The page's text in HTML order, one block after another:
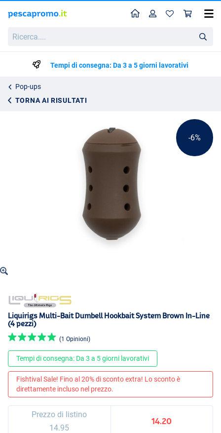
HomeProfilo
Tempi di consegna: Da 3 a 5 giorni lavorativi
Pop-ups
TORNA AI RISULTATI
Liquirigs Multi-Bait Dumbell Hookbait System Brown In-Line (4 pezzi)
-6%
Liquirigs Multi-Bait Dumbell Hookbait System Brown In-Line
(4 pezzi)
(1 Opinioni)
Tempi di consegna: Da 3 a 5 giorni lavorativi
Fishtival Sale! Fino al 20% di sconto extra! Lo sconto è
direttamente incluso nel prezzo.
Prezzo di listino
14.95
14.20